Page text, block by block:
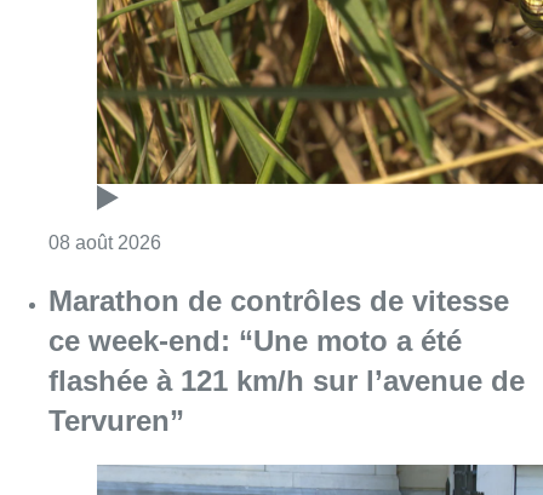
08 août 2026
Marathon de contrôles de vitesse
ce week-end: “Une moto a été
flashée à 121 km/h sur l’avenue de
Tervuren”